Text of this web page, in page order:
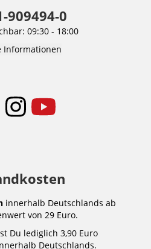
909494-0
09:30 - 18:00
Informationen
innerhalb Deutschlands ab
von 29 Euro.
Du lediglich 3,90 Euro
Deutschlands.